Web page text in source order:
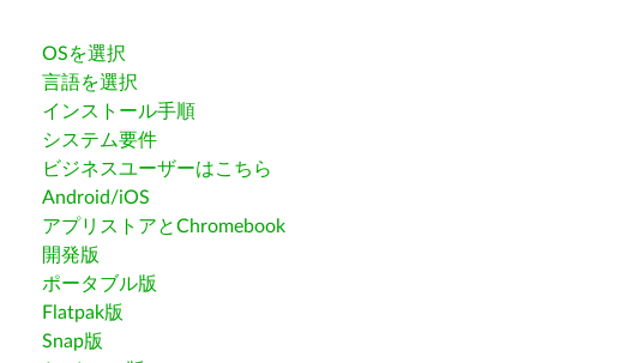
OSを選択
言語を選択
インストール手順
システム要件
ビジネスユーザーはこちら
Android/iOS
アプリストアとChromebook
開発版
ポータブル版
Flatpak版
Snap版